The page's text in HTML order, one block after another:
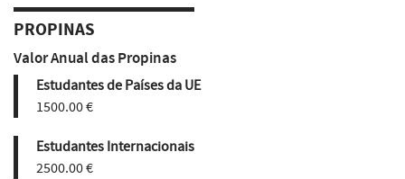
PROPINAS
Valor Anual das Propinas
Estudantes de Países da UE
1500.00 €
Estudantes Internacionais
2500.00 €